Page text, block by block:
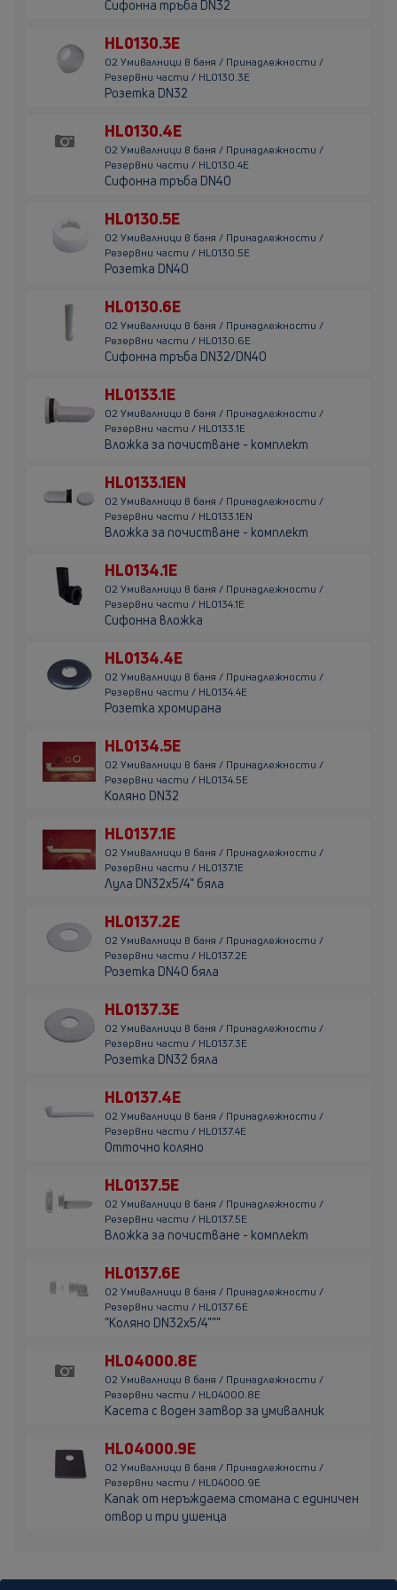
Сифонна тръба DN32
HL0130.3E
02 Умивалници в баня / Принадлежности /
Резервни части / HL0130.3E
Розетка DN32
HL0130.4E
02 Умивалници в баня / Принадлежности /
Резервни части / HL0130.4E
Сифонна тръба DN40
HL0130.5E
02 Умивалници в баня / Принадлежности /
Резервни части / HL0130.5E
Розетка DN40
HL0130.6E
02 Умивалници в баня / Принадлежности /
Резервни части / HL0130.6E
Сифонна тръба DN32/DN40
HL0133.1E
02 Умивалници в баня / Принадлежности /
Резервни части / HL0133.1E
Вложка за почистване - комплект
HL0133.1EN
02 Умивалници в баня / Принадлежности /
Резервни части / HL0133.1EN
Вложка за почистване - комплект
HL0134.1E
02 Умивалници в баня / Принадлежности /
Резервни части / HL0134.1E
Сифонна вложка
HL0134.4E
02 Умивалници в баня / Принадлежности /
Резервни части / HL0134.4E
Розетка хромирана
HL0134.5E
02 Умивалници в баня / Принадлежности /
Резервни части / HL0134.5E
Коляно DN32
HL0137.1E
02 Умивалници в баня / Принадлежности /
Резервни части / HL0137.1E
Лула DN32х5/4" бяла
HL0137.2E
02 Умивалници в баня / Принадлежности /
Резервни части / HL0137.2E
Розетка DN40 бяла
HL0137.3E
02 Умивалници в баня / Принадлежности /
Резервни части / HL0137.3E
Розетка DN32 бяла
HL0137.4E
02 Умивалници в баня / Принадлежности /
Резервни части / HL0137.4E
Отточно коляно
HL0137.5E
02 Умивалници в баня / Принадлежности /
Резервни части / HL0137.5E
Вложка за почистване - комплект
HL0137.6E
02 Умивалници в баня / Принадлежности /
Резервни части / HL0137.6E
"Коляно DN32x5/4"""
HL04000.8E
02 Умивалници в баня / Принадлежности /
Резервни части / HL04000.8E
Касета с воден затвор за умивалник
HL04000.9E
02 Умивалници в баня / Принадлежности /
Резервни части / HL04000.9E
Капак от неръждаема стомана с единичен
отвор и три ушенца